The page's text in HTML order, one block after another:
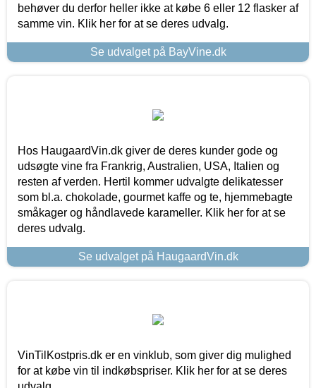
behøver du derfor heller ikke at købe 6 eller 12 flasker af
samme vin. Klik her for at se deres udvalg.
Se udvalget på BayVine.dk
Hos HaugaardVin.dk giver de deres kunder gode og
udsøgte vine fra Frankrig, Australien, USA, Italien og
resten af verden. Hertil kommer udvalgte delikatesser
som bl.a. chokolade, gourmet kaffe og te, hjemmebagte
småkager og håndlavede karameller. Klik her for at se
deres udvalg.
Se udvalget på HaugaardVin.dk
VinTilKostpris.dk er en vinklub, som giver dig mulighed
for at købe vin til indkøbspriser. Klik her for at se deres